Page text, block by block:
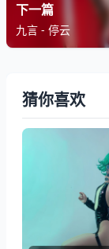
下一篇
九言 - 停云
猜你喜欢